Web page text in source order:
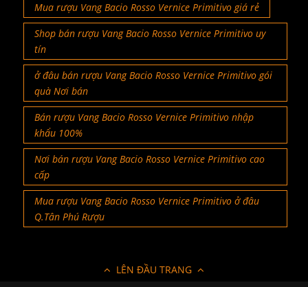
Mua rượu Vang Bacio Rosso Vernice Primitivo giá rẻ
Shop bán rượu Vang Bacio Rosso Vernice Primitivo uy
tín
ở đâu bán rượu Vang Bacio Rosso Vernice Primitivo gói
quà Nơi bán
Bán rượu Vang Bacio Rosso Vernice Primitivo nhập
khẩu 100%
Nơi bán rượu Vang Bacio Rosso Vernice Primitivo cao
cấp
Mua rượu Vang Bacio Rosso Vernice Primitivo ở đâu
Q.Tân Phú Rượu
LÊN ĐẦU TRANG